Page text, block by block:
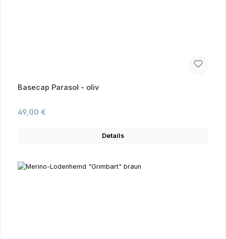
Basecap Parasol - oliv
Regulärer Preis:
49,00 €
Details